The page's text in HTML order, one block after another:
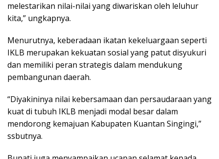
melestarikan nilai-nilai yang diwariskan oleh leluhur
kita,” ungkapnya.
Menurutnya, keberadaan ikatan kekeluargaan seperti
IKLB merupakan kekuatan sosial yang patut disyukuri
dan memiliki peran strategis dalam mendukung
pembangunan daerah.
“Diyakininya nilai kebersamaan dan persaudaraan yang
kuat di tubuh IKLB menjadi modal besar dalam
mendorong kemajuan Kabupaten Kuantan Singingi,”
ssbutnya.